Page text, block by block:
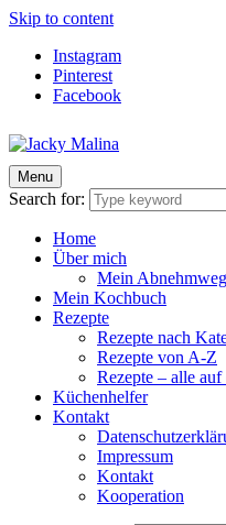
Skip to content
Instagram
Pinterest
Facebook
Jacky Malina
Der Food Blog mit einfachen
Menu
Search for:
Home
Über mich
Mein
Mein Kochbuch
Rezepte
Rezepte nach
Rezepte von A-Z
Rezepte – alle
Küchenhelfer
Kontakt
Impressum
Kontakt
Kooperation